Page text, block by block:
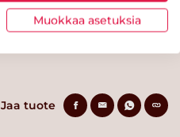
0.9 g
Jaa tuote
Muokkaa asetuksia